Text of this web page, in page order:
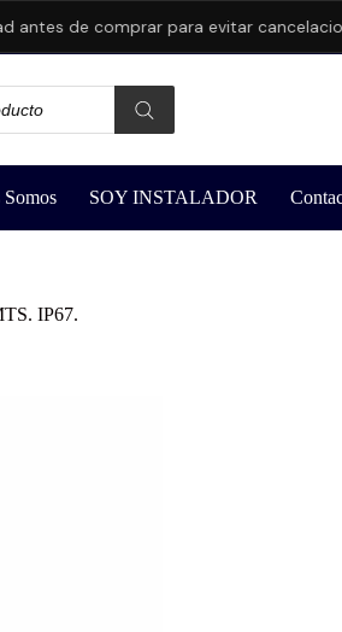
de comprar para evitar cancelaciones.
Somos SOY INSTALADOR
IP67.